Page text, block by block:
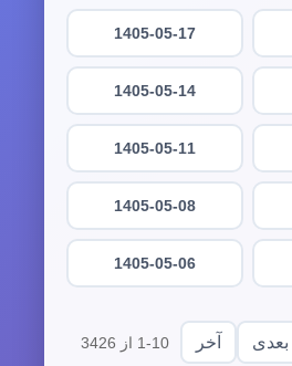
1405-05-17
1405-05-14
1405-05-11
1405-05-08
1405-05-06
بعدی آخر 1-10 از 3426